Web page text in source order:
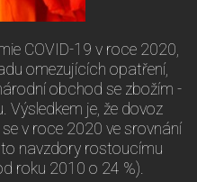
COVID-19 v roce 2020,
omezujících opatření,
obchod se zbožím -
Výsledkem je, že dovoz
v roce 2020 ve srovnání
navzdory rostoucímu
roku 2010 o 24 %).